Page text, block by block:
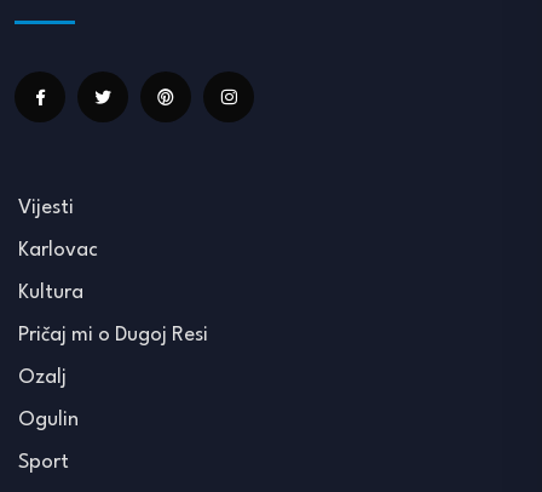
Vijesti
Karlovac
Kultura
Pričaj mi o Dugoj Resi
Ozalj
Ogulin
Sport